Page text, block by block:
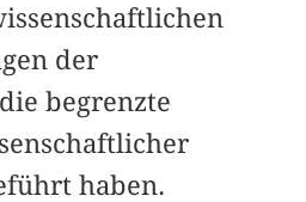
der
begrenzte
haben.